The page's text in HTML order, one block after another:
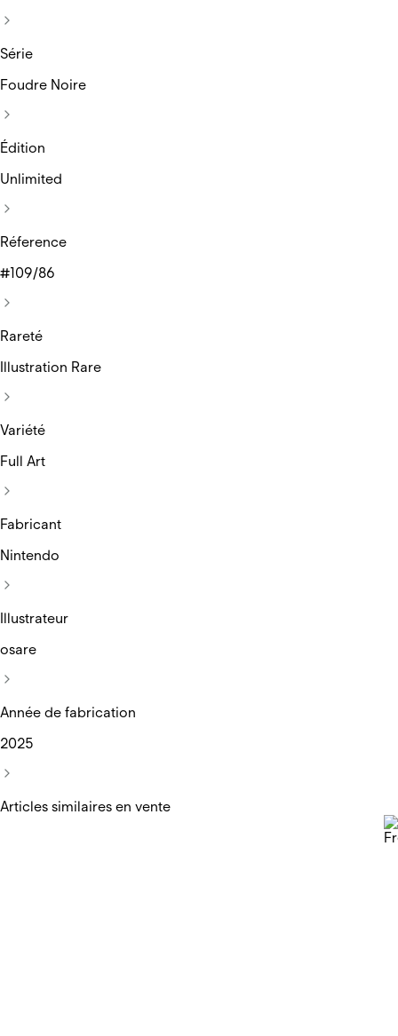
Série
Foudre Noire
Édition
Unlimited
Réference
#109/86
Rareté
Illustration Rare
Variété
Full Art
Fabricant
Nintendo
Illustrateur
osare
Année de fabrication
2025
Articles similaires en vente